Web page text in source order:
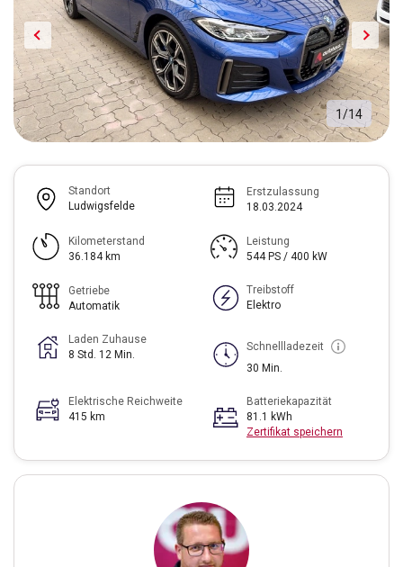
1/14
Standort
Ludwigsfelde
Erstzulassung
18.03.2024
Kilometerstand
36.184 km
Leistung
544 PS / 400 kW
Getriebe
Automatik
Treibstoff
Elektro
Laden Zuhause
8 Std. 12 Min.
Schnellladezeit
30 Min.
Elektrische Reichweite
415 km
Batteriekapazität
81.1 kWh
Zertifikat speichern